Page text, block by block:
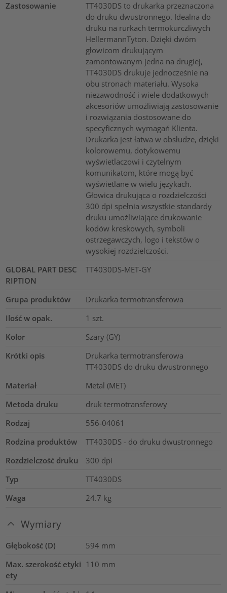
Zastosowanie
TT4030DS to drukarka przeznaczona
do druku dwustronnego. Idealna do
druku na rurkach termokurczliwych
HellermannTyton. Dzięki dwóm
głowicom drukującym
zamontowanym jedna na drugiej,
TT4030DS drukuje jednocześnie na
obu stronach materiału. Wysoka
niezawodność i wiele dodatkowych
akcesoriów umożliwiają zastosowanie
i rozwiązania dostosowane do
specyficznych wymagań Klienta.
Drukarka jest łatwa w obsłudze, dzięki
kolorowemu, dotykowemu
wyświetlaczowi i czytelnym
komunikatom, które mogą być
wyświetlane w wielu językach.
Głowica drukująca o rozdzielczości
300 dpi spełnia wszystkie standardy
druku umożliwiające drukowanie
kodów kreskowych, symboli
ostrzegawczych, logo i tekstów o
wysokiej rozdzielczości.
GLOBAL PART DESC
RIPTION
TT4030DS-MET-GY
Grupa produktów
Drukarka termotransferowa
Ilość w opak.
1 szt.
Kolor
Szary (GY)
Krótki opis
Drukarka termotransferowa
TT4030DS do druku dwustronnego
Materiał
Metal (MET)
Metoda druku
druk termotransferowy
Rodzaj
556-04061
Rodzina produktów
TT4030DS - do druku dwustronnego
Rozdzielczość druku
300 dpi
Typ
TT4030DS
Waga
24.7 kg
Wymiary
Głębokość (D) 594 mm
Max. szerokość etyki
ety
110 mm